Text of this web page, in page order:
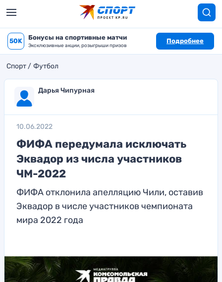
50K Бонусы на спортивные матчи
Эксклюзивные акции, розыгрыши призов
Подробнее
Спорт Футбол
Дарья Чипурная
10.06.2022
ФИФА передумала исключать
Эквадор из числа участников
ЧМ-2022
ФИФА отклонила апелляцию Чили, оставив
Эквадор в числе участников чемпионата
мира 2022 года